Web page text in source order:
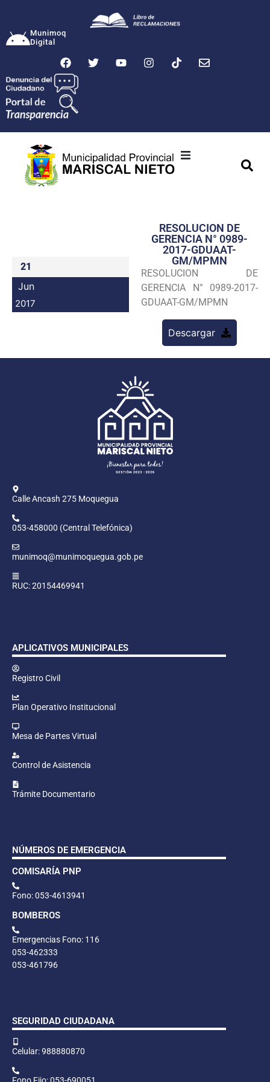
Munimoq
Digital
Transparencia
Seguridad
Programas
21
Jun
2017
RESOLUCION DE
GERENCIA N° 0989-
2017-GDUAAT-
GM/MPMN
RESOLUCION DE
GERENCIA N° 0989-2017-
GDUAAT-GM/MPMN
Descargar
Calle Ancash 275 Moquegua
053-458000 (Central Telefónica)
munimoq@munimoquegua.gob.pe
RUC: 20154469941
APLICATIVOS MUNICIPALES
Registro Civil
Plan Operativo Institucional
Mesa de Partes Virtual
Control de Asistencia
Trámite Documentario
NÚMEROS DE EMERGENCIA
COMISARÍA PNP
Fono: 053-4613941
BOMBEROS
Emergencias Fono: 116
053-462333
053-461796
SEGURIDAD CIUDADANA
Celular: 988880870
Fono Fijo: 053-690051